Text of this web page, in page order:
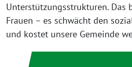
Unterstützungsstrukturen.
Frauen – es schwächt den
und kostet unsere Gemeinde